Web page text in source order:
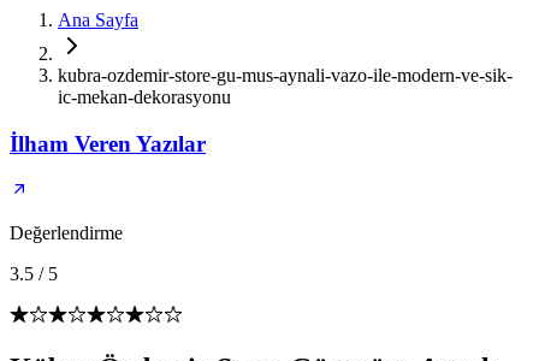
Ana Sayfa
kubra-ozdemir-store-gu-mus-aynali-vazo-ile-modern-ve-sik-
ic-mekan-dekorasyonu
İlham Veren Yazılar
Değerlendirme
3.5 / 5